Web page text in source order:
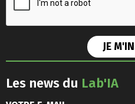
Les news du Lab'IA